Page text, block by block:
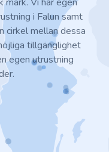
mark. Vi har egen
i Falun samt
cirkel mellan dessa
tillgänglighet
egen utrustning